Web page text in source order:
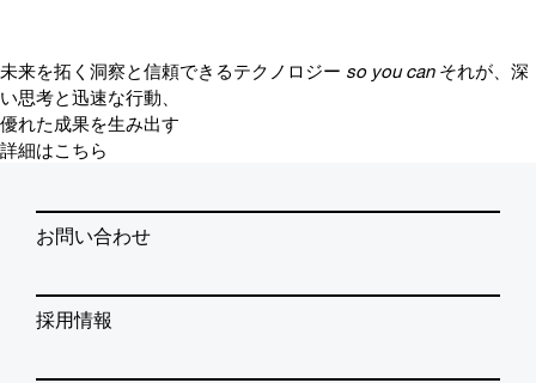
未来を拓く洞察と信頼できるテクノロジー so you can それが、深
い思考と迅速な行動、
優れた成果を生み出す
詳細はこちら
お問い合わせ
採用情報